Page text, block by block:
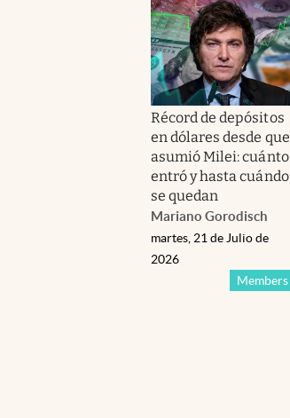
Récord de depósitos
en dólares desde que
asumió Milei: cuánto
entró y hasta cuándo
se quedan
Mariano Gorodisch
Members
martes, 21 de Julio de
2026